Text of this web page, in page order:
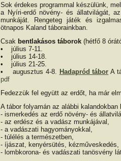
Sok érdekes programmal készülünk,
a Nyíri-erdő növény- és állatvilágát,
munkáját. Rengeteg játék és
ötnapos Kaland táborainkban.
Csak bentlakásos táborok (hétfő 8
• július 7-11.
• július 14-18.
• július 21-25.
• augusztus 4-8. Hadapród tábor A
pdf
Fedezzük fel együtt az erdőt, ha már
A tábor folyamán az alábbi kalandokban
- ismerkedés az erdő növény- és
- az erdész és a vadász munkájával,
- a vadászati hagyományokkal,
- túlélés a természetben,
- íjászat, kenyérsütés,
- lombkorona- és vadászati tanösvény